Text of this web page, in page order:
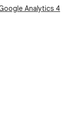
Analytics 4